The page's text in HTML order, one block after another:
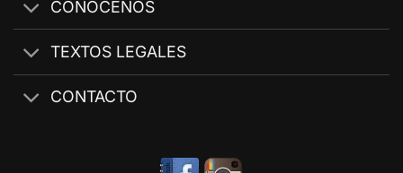
CONÓCENOS
TEXTOS LEGALES
CONTACTO